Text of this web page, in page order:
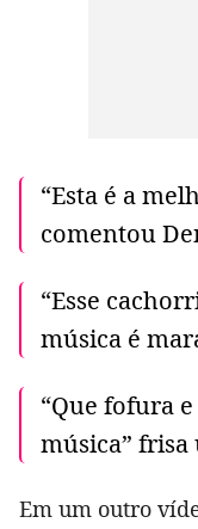
“Esta é a
comentou
“Esse
música é
“Que fofura
música”
Em um outro